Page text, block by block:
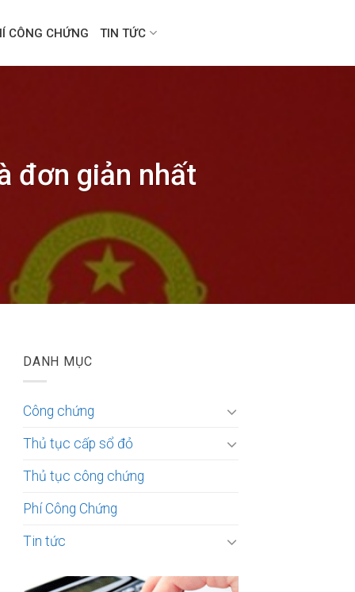
CÔNG CHỨNG TIN TỨC
đơn giản nhất
DANH MỤC
Công chứng
Thủ tục cấp sổ đỏ
Thủ tục công chứng
Phí Công Chứng
Tin tức